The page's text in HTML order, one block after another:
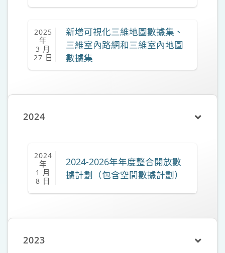
2025
年
3 月
27 日
新增可視化三維地圖數據集、
三維室內路網和三維室內地圖
數據集
2024
2024
年
1 月
8 日
2024-2026年年度整合開放數
據計劃（包含空間數據計劃）
2023